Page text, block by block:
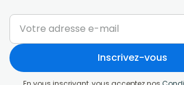
Inscrivez-vous